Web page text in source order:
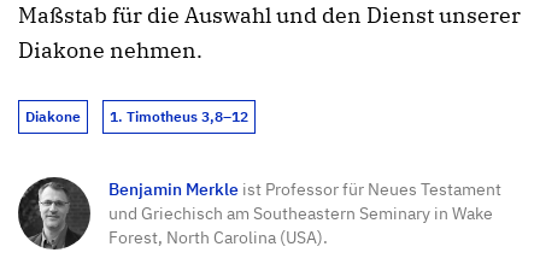
Maßstab für die Auswahl und den Dienst unserer
Diakone nehmen.
Diakone 1. Timotheus 3,8–12
Benjamin Merkle ist Professor für Neues Testament
und Griechisch am Southeastern Seminary in Wake
Forest, North Carolina (USA).